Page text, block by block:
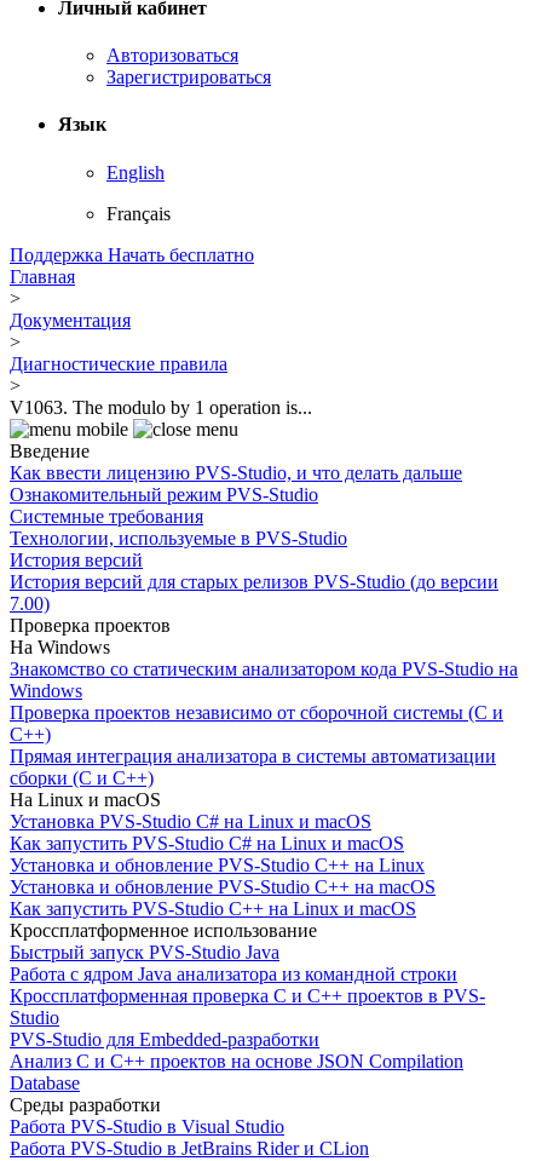
Личный кабинет
Авторизоваться
Зарегистрироваться
Язык
English
Français
Поддержка Начать бесплатно
Главная
>
Документация
>
Диагностические правила
>
V1063. The modulo by 1 operation is...
Введение
Как ввести лицензию PVS-Studio, и что делать дальше
Ознакомительный режим PVS-Studio
Системные требования
Технологии, используемые в PVS-Studio
История версий
История версий для старых релизов PVS-Studio (до версии
7.00)
Проверка проектов
На Windows
Знакомство со статическим анализатором кода PVS-Studio на
Windows
Проверка проектов независимо от сборочной системы (C и
C++)
Прямая интеграция анализатора в системы автоматизации
сборки (C и C++)
На Linux и macOS
Установка PVS-Studio C# на Linux и macOS
Как запустить PVS-Studio C# на Linux и macOS
Установка и обновление PVS-Studio C++ на Linux
Установка и обновление PVS-Studio C++ на macOS
Как запустить PVS-Studio C++ на Linux и macOS
Кроссплатформенное использование
Быстрый запуск PVS-Studio Java
Работа с ядром Java анализатора из командной строки
Кроссплатформенная проверка C и C++ проектов в PVS-
Studio
PVS-Studio для Embedded-разработки
Анализ C и C++ проектов на основе JSON Compilation
Database
Среды разработки
Работа PVS-Studio в Visual Studio
Работа PVS-Studio в JetBrains Rider и CLion